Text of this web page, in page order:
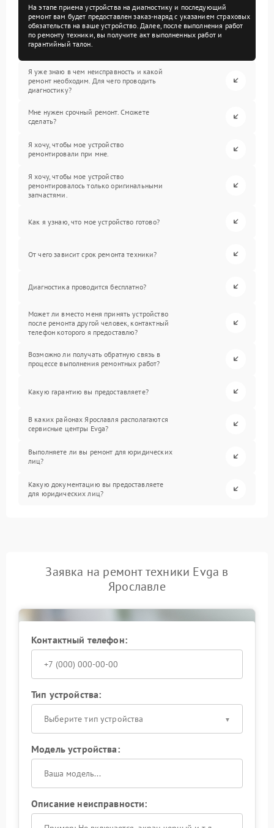
На этапе приема устройства на диагностику и последующий
ремонт вам будет предоставлен заказ-наряд с указанием страховых
обязательств на ваше устройство. Далее, после выполнения работ
по ремонту техники, вы получите акт выполненных работ и
гарантийный талон.
Я уже знаю в чем неисправность и какой
ремонт необходим. Для чего проводить
диагностику?
Мне нужен срочный ремонт. Сможете
сделать?
Я хочу, чтобы мое устройство
ремонтировали при мне.
Я хочу, чтобы мое устройство
ремонтировалось только оригинальными
запчастями.
Как я узнаю, что мое устройство готово?
От чего зависит срок ремонта техники?
Диагностика проводится бесплатно?
Может ли вместо меня принять устройство
после ремонта другой человек, контактный
телефон которого я предоставлю?
Возможно ли получать обратную связь в
процессе выполнения ремонтных работ?
Какую гарантию вы предоставляете?
В каких районах Ярославля располагаются
сервисные центры Evga?
Выполняете ли вы ремонт для юридических
лиц?
Какую документацию вы предоставляете
для юридических лиц?
Заявка на ремонт техники Evga в
Ярославле
Контактный телефон:
Тип устройства:
Выберите тип устройства
Модель устройства:
Описание неисправности: